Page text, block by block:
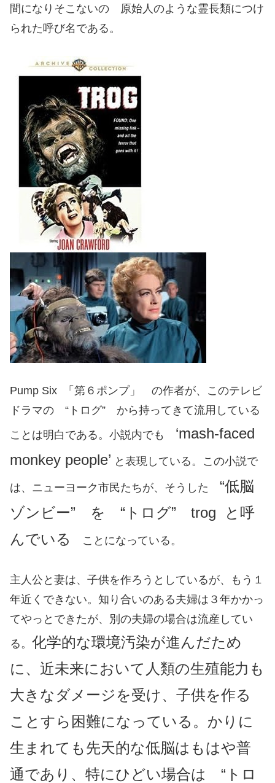
間になりそこないの 原始人のような霊長類につけ
られた呼び名である。
Pump Six 「第６ポンプ」 の作者が、このテレビ
ドラマの “トログ” から持ってきて流用している
ことは明白である。小説内でも ‘mash-faced
monkey people’ と表現している。この小説で
は、ニューヨーク市民たちが、そうした “低脳
ゾンビー” を “トログ” trog と呼
んでいる
ことになっている。
主人公と妻は、子供を作ろうとしているが、もう１
年近くできない。知り合いのある夫婦は３年かかっ
てやっとできたが、別の夫婦の場合は流産してい
る。 化学的な環境汚染が進んだため
に、近未来において人類の生殖能力も
大きなダメージを受け、子供を作る
ことすら困難になっている。かりに
生まれても先天的な低脳はもはや普
通であり、特にひどい場合は “トロ